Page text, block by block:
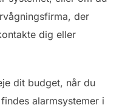
der
dig eller
dit budget, når du
alarmsystemer i